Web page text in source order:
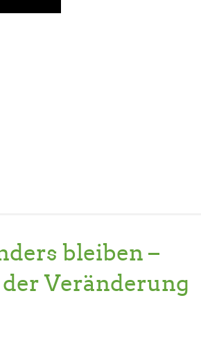
bleiben –
Veränderung